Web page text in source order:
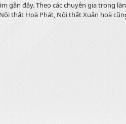
đây. Theo các chuyên gia trong
thất Hoà Phát, Nội thất Xuân hoà